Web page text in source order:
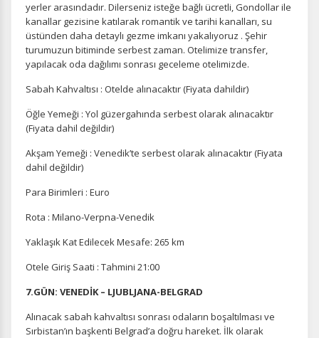
yerler arasındadır. Dilerseniz isteğe bağlı ücretli, Gondollar ile
kanallar gezisine katılarak romantik ve tarihi kanalları, su
üstünden daha detaylı gezme imkanı yakalıyoruz . Şehir
turumuzun bitiminde serbest zaman. Otelimize transfer,
yapılacak oda dağılımı sonrası geceleme otelimizde.
Sabah Kahvaltısı : Otelde alınacaktır (Fiyata dahildir)
Öğle Yemeği : Yol güzergahında serbest olarak alınacaktır
(Fiyata dahil değildir)
Akşam Yemeği : Venedik’te serbest olarak alınacaktır (Fiyata
dahil değildir)
Para Birimleri : Euro
Rota : Milano-Verpna-Venedik
Yaklaşık Kat Edilecek Mesafe: 265 km
Otele Giriş Saati : Tahmini 21:00
7.GÜN: VENEDİK – LJUBLJANA-BELGRAD
Alınacak sabah kahvaltısı sonrası odaların boşaltılması ve
Sırbistan’ın başkenti Belgrad’a doğru hareket. İlk olarak